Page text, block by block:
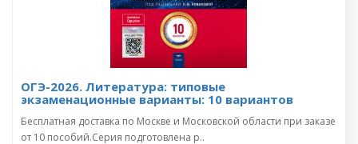
ОГЭ-2026. Литература: типовые
экзаменационные варианты: 10 вариантов
Бесплатная доставка по Москве и Московской области при заказе
от 10 пособий.Серия подготовлена р..